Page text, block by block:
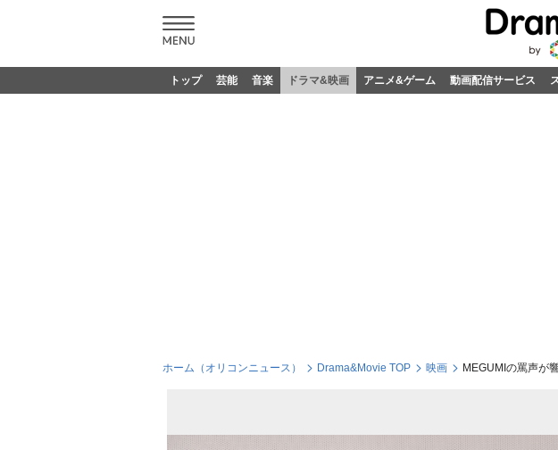
トップ 芸能 音楽 ドラマ&映画 アニメ&ゲーム 動画配信サービス
ホーム（オリコンニュース） Drama&Movie TOP 映画 MEGUMIの罵声が